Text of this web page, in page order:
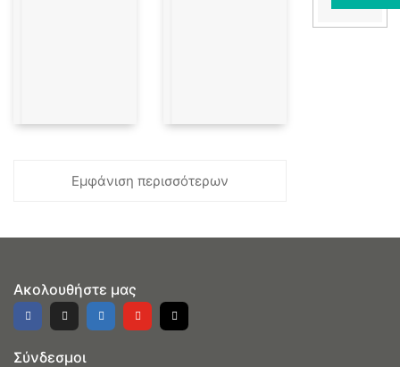
Εμφάνιση περισσότερων
Ακολουθήστε μας
Σύνδεσμοι